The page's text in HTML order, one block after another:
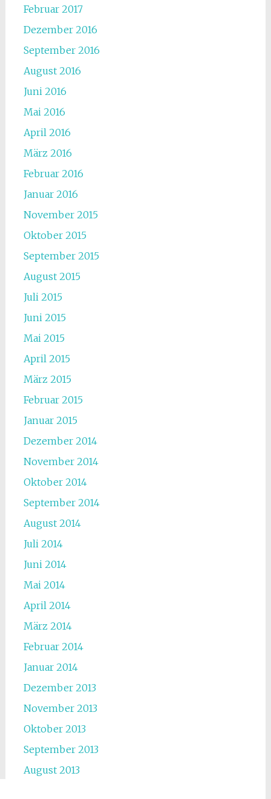
Februar 2017
Dezember 2016
September 2016
August 2016
Juni 2016
Mai 2016
April 2016
März 2016
Februar 2016
Januar 2016
November 2015
Oktober 2015
September 2015
August 2015
Juli 2015
Juni 2015
Mai 2015
April 2015
März 2015
Februar 2015
Januar 2015
Dezember 2014
November 2014
Oktober 2014
September 2014
August 2014
Juli 2014
Juni 2014
Mai 2014
April 2014
März 2014
Februar 2014
Januar 2014
Dezember 2013
November 2013
Oktober 2013
September 2013
August 2013